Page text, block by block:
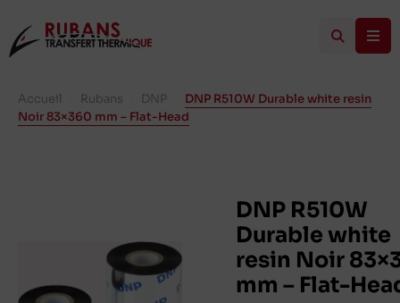
Accueil Rubans DNP
DNP R510W Durable white resin
Noir 83×360 mm – Flat-Head
DNP R510W
Durable white
resin Noir
mm – Flat-